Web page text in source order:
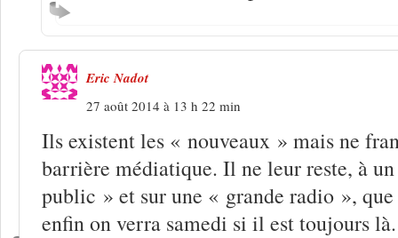
Eric Nadot
27 août 2014 à 13 h 22 min
Ils existent les « nouveaux » mais ne
barrière médiatique. Il ne leur reste, à
public » et sur une « grande radio »,
enfin on verra samedi si il est toujours là.